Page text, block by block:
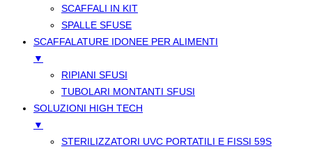
SCAFFALI IN KIT
SPALLE SFUSE
SCAFFALATURE IDONEE PER ALIMENTI
▼
RIPIANI SFUSI
TUBOLARI MONTANTI SFUSI
SOLUZIONI HIGH TECH
▼
STERILIZZATORI UVC PORTATILI E FISSI 59S